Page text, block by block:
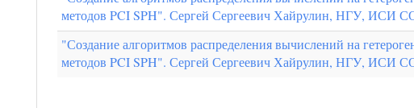
методов PCI SPH". Сергей Сергеевич Хайрулин, НГУ, ИСИ
"Создание алгоритмов распределения вычислений на
методов PCI SPH". Сергей Сергеевич Хайрулин, НГУ, ИСИ